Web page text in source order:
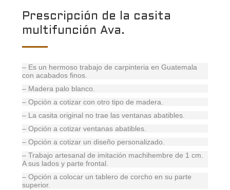
Prescripción de la casita
multifunción Ava.
– Es un hermoso trabajo de carpinteria en Guatemala
con acabados finos.
– Madera palo blanco.
– Opción a cotizar con otro tipo de madera.
– La casita original no trae las ventanas abatibles.
– Opción a cotizar ventanas abatibles.
– Opción a cotizar un diseño personalizado.
– Trabajo artesanal de imitación machihembre de 1 cm.
A sus lados y parte frontal.
– Opción a colocar un tablero de corcho en su parte
superior.